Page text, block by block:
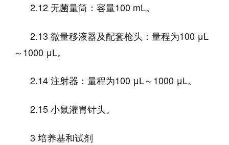
2.12 无菌量筒：容量100 mL。
2.13 微量移液器及配套枪头：量程为100 μL
～1000 μL。
2.14 注射器：量程为100 μL～1000 μL。
2.15 小鼠灌胃针头。
3 培养基和试剂